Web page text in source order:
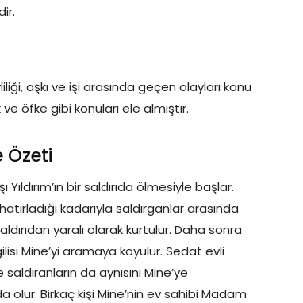
aşkı ve işi arasında geçen olayları konu
öfke gibi konuları ele almıştır.
Özeti
bir saldırıda ölmesiyle başlar.
kadarıyla saldırganlar arasında
yaralı olarak kurtulur. Daha sonra
Mine’yi aramaya koyulur. Sedat evli
da aynısını Mine’ye
olur. Birkaç kişi Mine’nin ev sahibi Madam